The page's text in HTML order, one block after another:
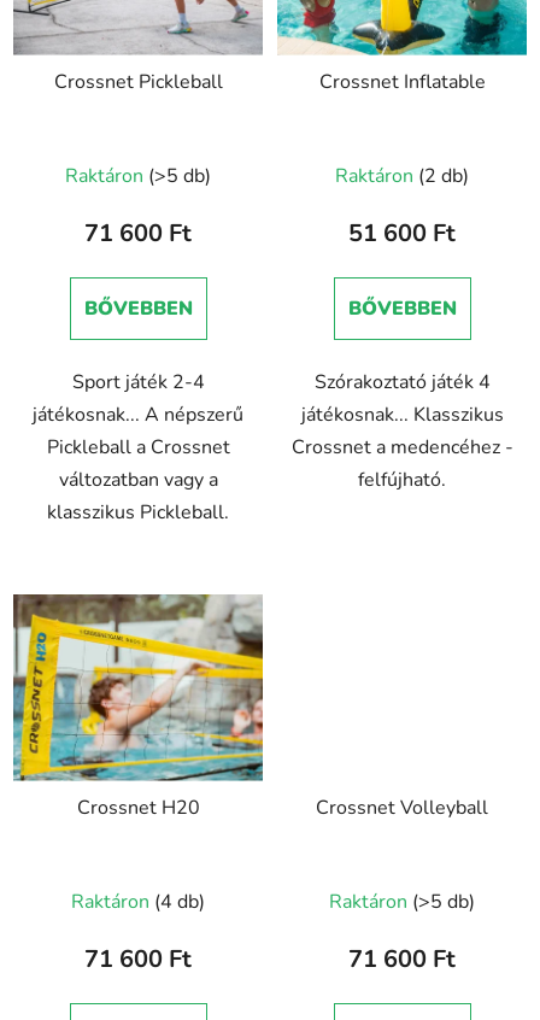
Crossnet Pickleball
Raktáron (>5 db)
71 600 Ft
BŐVEBBEN
Sport játék 2-4
játékosnak... A népszerű
Pickleball a Crossnet
változatban vagy a
klasszikus Pickleball.
Crossnet Inflatable
Raktáron (2 db)
51 600 Ft
BŐVEBBEN
Szórakoztató játék 4
játékosnak... Klasszikus
Crossnet a medencéhez -
felfújható.
Crossnet H20
Raktáron (4 db)
71 600 Ft
Crossnet Volleyball
Raktáron (>5 db)
71 600 Ft